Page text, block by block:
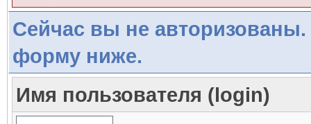
Сейчас вы не авторизованы.
форму ниже.
Имя пользователя (login)